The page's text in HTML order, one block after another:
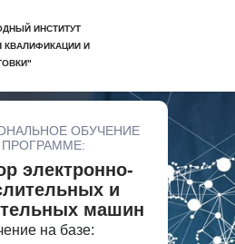
ИНСТИТУТ
И
ОБУЧЕНИЕ
электронно-
и
машин
на базе: